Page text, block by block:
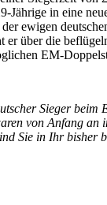
Jährige in eine
ewigen
er über die
EM-
Sieger beim
von Anfang an
Sie in Ihr bisher